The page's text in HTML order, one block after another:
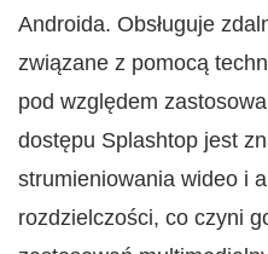
Androida. Obsługuje
związane z pomocą
pod względem
dostępu Splashtop jest
strumieniowania wideo i
rozdzielczości, co czyni